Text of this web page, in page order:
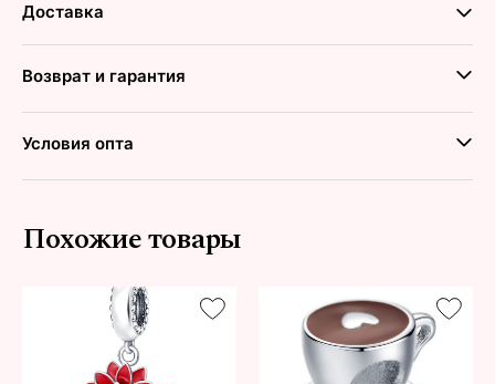
Доставка
Возврат и гарантия
Условия опта
Похожие товары